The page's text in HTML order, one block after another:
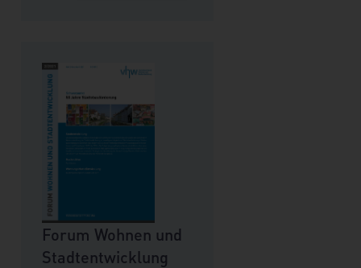
Forum Wohnen und
Stadtentwicklung